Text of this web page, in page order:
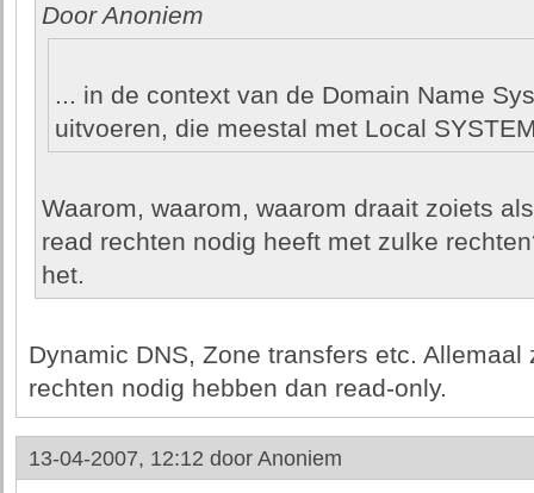
Door Anoniem
... in de context van de Domain Name
uitvoeren, die meestal met Local
Waarom, waarom, waarom draait zoiets
read rechten nodig heeft met zulke
het.
Dynamic DNS, Zone transfers etc. Allemaal
rechten nodig hebben dan read-only.
13-04-2007, 12:12 door Anoniem